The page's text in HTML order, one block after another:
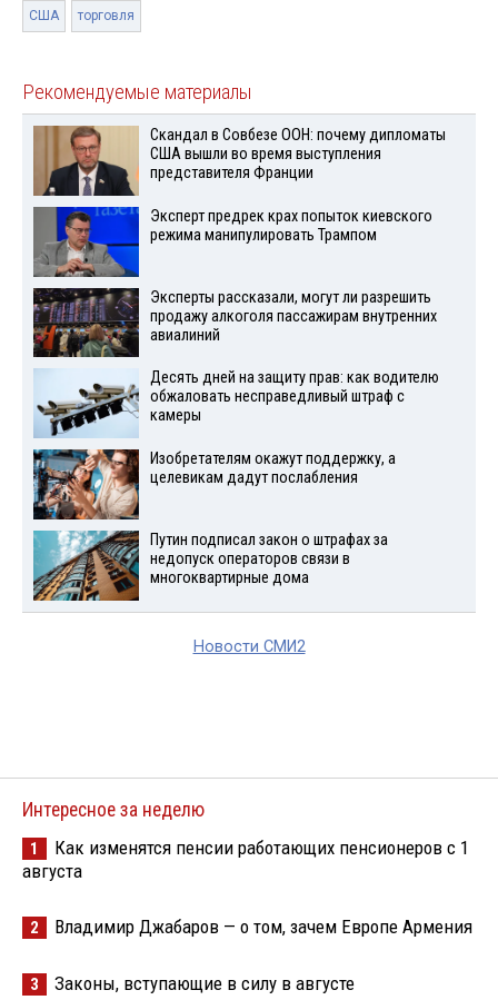
США торговля
Рекомендуемые материалы
Скандал в Совбезе ООН: почему дипломаты
США вышли во время выступления
представителя Франции
Эксперт предрек крах попыток киевского
режима манипулировать Трампом
Эксперты рассказали, могут ли разрешить
продажу алкоголя пассажирам внутренних
авиалиний
Десять дней на защиту прав: как водителю
обжаловать несправедливый штраф с
камеры
Изобретателям окажут поддержку, а
целевикам дадут послабления
Путин подписал закон о штрафах за
недопуск операторов связи в
многоквартирные дома
Новости СМИ2
Интересное за неделю
1
Как изменятся пенсии работающих пенсионеров с 1
августа
2 Владимир Джабаров — о том, зачем Европе Армения
3 Законы, вступающие в силу в августе